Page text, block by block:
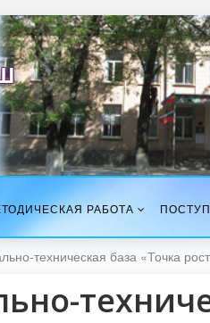
РАБОТА
техническая база «Точка